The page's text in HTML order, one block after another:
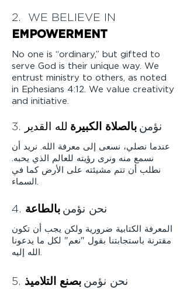
2. WE BELIEVE IN
EMPOWERMENT
No one is “ordinary,” but gifted to
serve God is their unique way. We
entrust ministry to others, as noted
in Ephesians 4:12. We value creativity
and initiative.
3. نؤمن بالصلاة الكبيرة لله القدير
عندما نصلي، نسعى إلى معرفة الله. نريد أن
نسمع منه ونرى رؤيته للعالم الذي يحبه.
نطلب أن تتم مشيئته على الأرض كما في
السماء.
4. نحن نؤمن بالطاعة
المعرفة الكتابية ضرورية ولكن يجب أن تكون
مقترنة باستجابتنا بقول "نعم" لكل ما يدعونا
الله إليه.
5. نحن نؤمن بصنع التلاميذ